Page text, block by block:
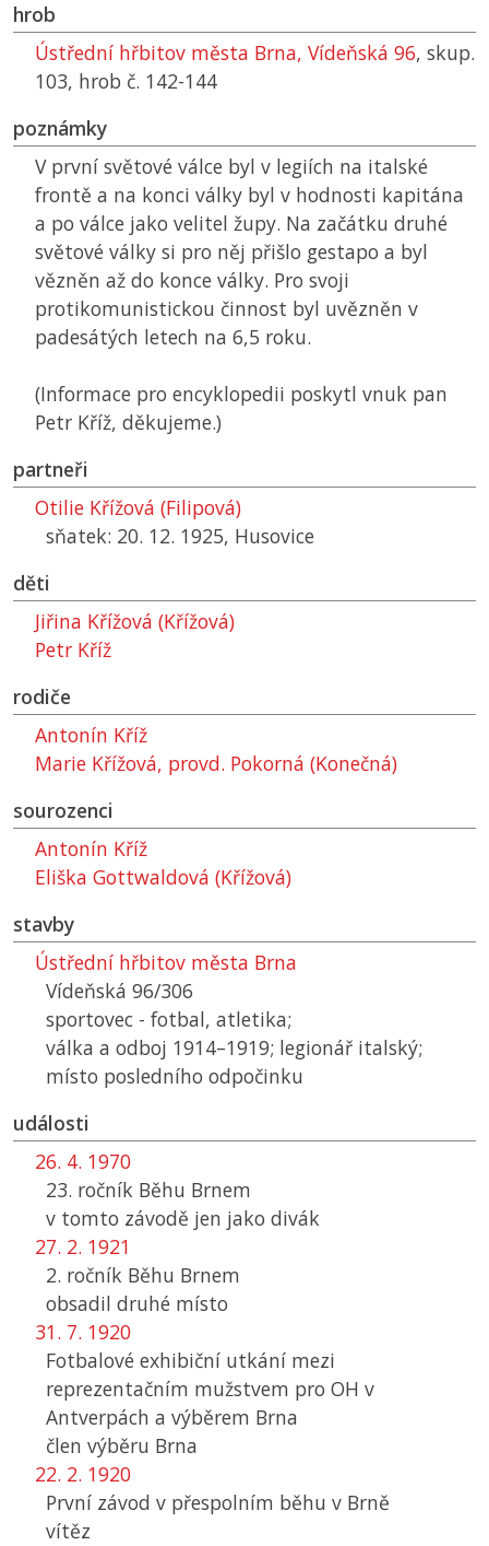
hrob
Ústřední hřbitov města Brna, Vídeňská 96, skup.
103, hrob č. 142-144
poznámky
V první světové válce byl v legiích na italské
frontě a na konci války byl v hodnosti kapitána
a po válce jako velitel župy. Na začátku druhé
světové války si pro něj přišlo gestapo a byl
vězněn až do konce války. Pro svoji
protikomunistickou činnost byl uvězněn v
padesátých letech na 6,5 roku.
(Informace pro encyklopedii poskytl vnuk pan
Petr Kříž, děkujeme.)
partneři
Otilie Křížová (Filipová)
sňatek: 20. 12. 1925, Husovice
děti
Jiřina Křížová (Křížová)
Petr Kříž
rodiče
Antonín Kříž
Marie Křížová, provd. Pokorná (Konečná)
sourozenci
Antonín Kříž
Eliška Gottwaldová (Křížová)
stavby
Ústřední hřbitov města Brna
Vídeňská 96/306
sportovec - fotbal, atletika;
válka a odboj 1914–1919; legionář italský;
místo posledního odpočinku
události
26. 4. 1970
23. ročník Běhu Brnem
v tomto závodě jen jako divák
27. 2. 1921
2. ročník Běhu Brnem
obsadil druhé místo
31. 7. 1920
Fotbalové exhibiční utkání mezi
reprezentačním mužstvem pro OH v
Antverpách a výběrem Brna
člen výběru Brna
22. 2. 1920
První závod v přespolním běhu v Brně
vítěz